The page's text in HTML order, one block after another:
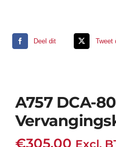
Deel dit Tweet
A757 DCA-
€305,00 Excl.